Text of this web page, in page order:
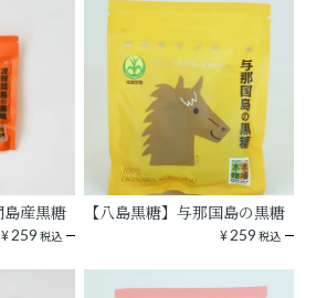
島産黒糖
¥259 税込
【八島黒糖】与那国島の黒糖
¥259 税込